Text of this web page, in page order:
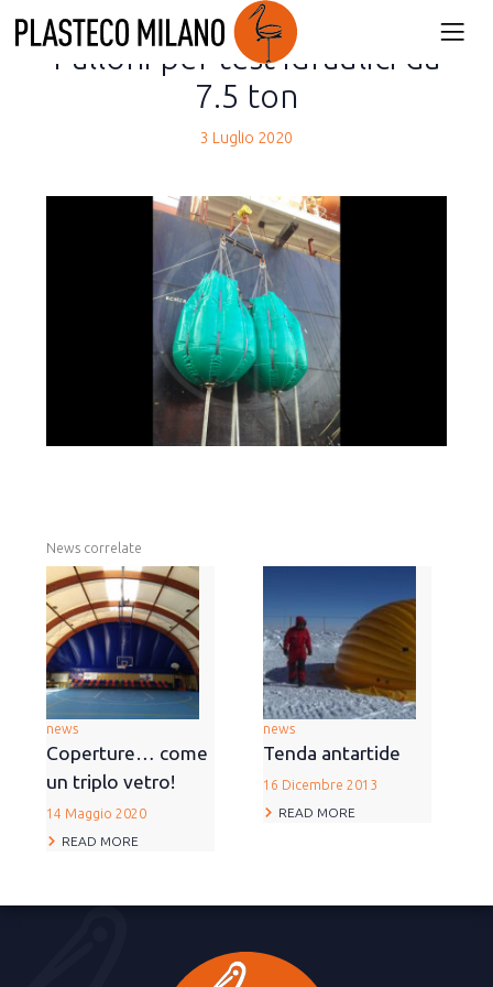
Palloni per test idraulici da
7.5 ton
3 Luglio 2020
News correlate
news
Coperture… come
un triplo vetro!
14 Maggio 2020
READ MORE
news
Tenda antartide
16 Dicembre 2013
READ MORE